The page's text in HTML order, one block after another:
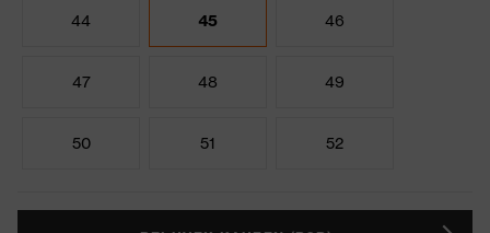
44 45 46
47 48 49
50 51 52